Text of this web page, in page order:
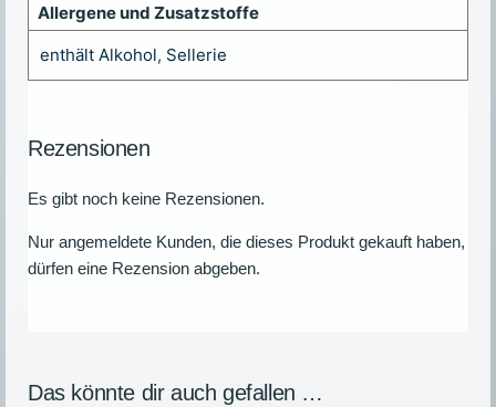
Allergene und Zusatzstoffe
enthält Alkohol, Sellerie
Rezensionen
Es gibt noch keine Rezensionen.
Nur angemeldete Kunden, die dieses Produkt gekauft haben,
dürfen eine Rezension abgeben.
Das könnte dir auch gefallen …